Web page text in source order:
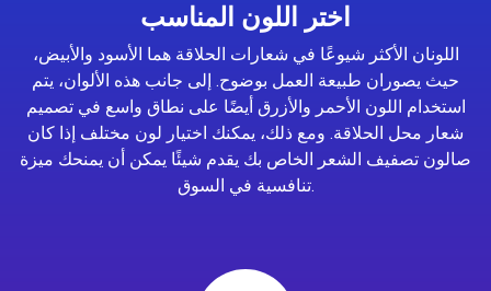
اختر اللون المناسب
اللونان الأكثر شيوعًا في شعارات الحلاقة هما الأسود والأبيض،
حيث يصوران طبيعة العمل بوضوح. إلى جانب هذه الألوان، يتم
استخدام اللون الأحمر والأزرق أيضًا على نطاق واسع في تصميم
شعار محل الحلاقة. ومع ذلك، يمكنك اختيار لون مختلف إذا كان
صالون تصفيف الشعر الخاص بك يقدم شيئًا يمكن أن يمنحك ميزة
تنافسية في السوق.